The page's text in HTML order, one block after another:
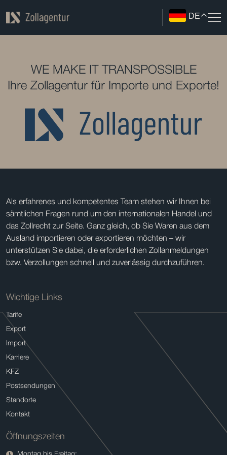
DE
WE MAKE IT TRANSPOSSIBLE
Ihre Zollagentur für Importe und Exporte!
Als erfahrenes und kompetentes Team stehen wir Ihnen bei
sämtlichen Fragen rund um den internationalen Handel und
das Zollrecht zur Seite. Ganz gleich, ob Sie Waren aus dem
Ausland importieren oder exportieren möchten – wir
unterstützen Sie dabei, die erforderlichen Zollanmeldungen
bzw. Verzollungen schnell und zuverlässig durchzuführen.
Wichtige Links
Tarife
Export
Import
Karriere
KFZ
Postsendungen
Standorte
Kontakt
Öffnungszeiten